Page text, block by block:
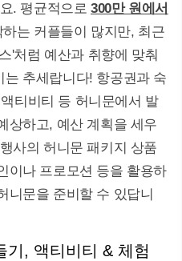
. 평균적으로300만 원에서
는 커플들이 많지만, 최근
'처럼 예산과 취향에 맞춰
추세랍니다! 항공권과 숙
티비티 등 허니문에서 발
상하고, 예산 계획을 세우
사의 허니문 패키지 상품
이나 프로모션 등을 활용하
니문을 준비할 수 있답니
기, 액티비티 & 체험